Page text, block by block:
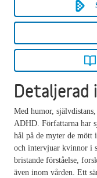
Med humor,
ADHD. Författarna har
hål på de myter de mött
och intervjuar kvinnor i
bristande förståelse,
även inom vården. Ett